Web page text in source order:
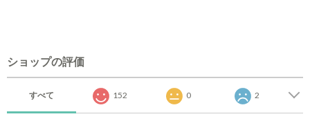
ショップの評価
すべて 152 0 2